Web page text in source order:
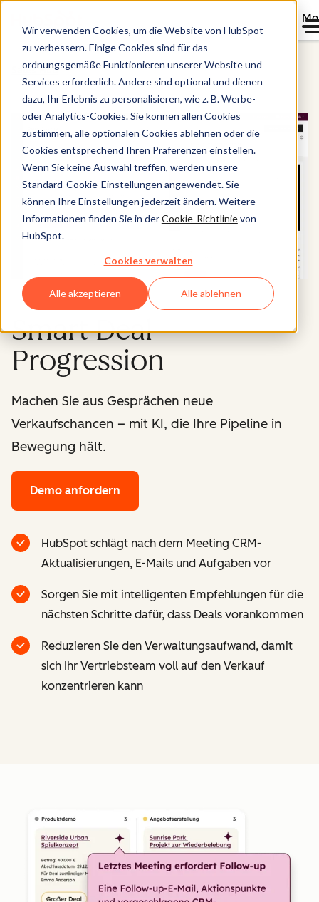
Wir verwenden Cookies, um die Website von HubSpot
zu verbessern. Einige Cookies sind für das
ordnungsgemäße Funktionieren unserer Website und
Services erforderlich. Andere sind optional und dienen
dazu, Ihr Erlebnis zu personalisieren, wie z. B. Werbe-
oder Analytics-Cookies. Sie können allen Cookies
zustimmen, alle optionalen Cookies ablehnen oder die
Cookies entsprechend Ihren Präferenzen einstellen.
Wenn Sie keine Auswahl treffen, werden unsere
Standard-Cookie-Einstellungen angewendet. Sie
können Ihre Einstellungen jederzeit ändern. Weitere
Informationen finden Sie in derCookie-Richtlinievon
HubSpot.
Cookies verwalten
Alle akzeptieren Alle ablehnen
Sales Hub
Smart Deal
Progression
Machen Sie aus Gesprächen neue
Verkaufschancen – mit KI, die Ihre Pipeline in
Bewegung hält.
Demo anfordern
HubSpot schlägt nach dem Meeting CRM-
Aktualisierungen, E-Mails und Aufgaben vor
Sorgen Sie mit intelligenten Empfehlungen für die
nächsten Schritte dafür, dass Deals vorankommen
Reduzieren Sie den Verwaltungsaufwand, damit
sich Ihr Vertriebsteam voll auf den Verkauf
konzentrieren kann